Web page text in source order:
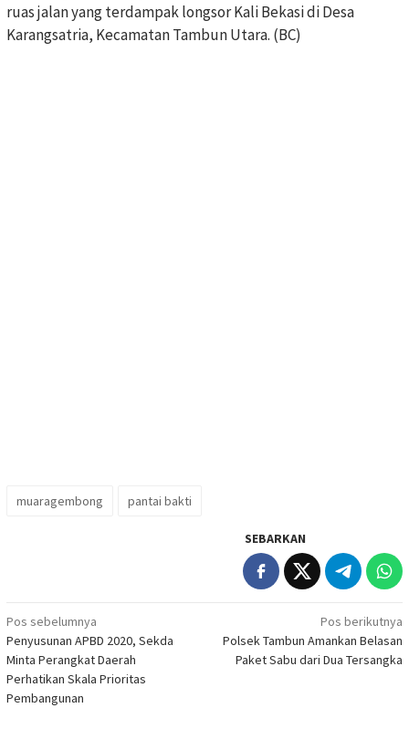
ruas jalan yang terdampak longsor Kali Bekasi di Desa
Karangsatria, Kecamatan Tambun Utara. (BC)
muaragembong pantai bakti
SEBARKAN
Navigasi
pos
Pos sebelumnya
Penyusunan APBD 2020, Sekda
Minta Perangkat Daerah
Perhatikan Skala Prioritas
Pembangunan
Pos berikutnya
Polsek Tambun Amankan Belasan
Paket Sabu dari Dua Tersangka